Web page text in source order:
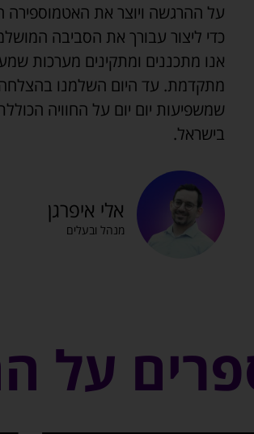
על ההרגשה ויוצר את האטמוספירה
כדי ליצור עבורך את הסביבה
אנו מתכננים ומתקינים מערכות
מתקדמת. עד היום השלמנו
שמשפיעות יום יום על החוויה
בישראל.
אלי איפרגן
מנהל ובעלים
על